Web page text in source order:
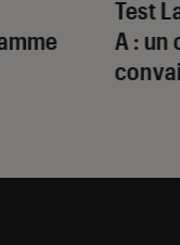
Test
A : un